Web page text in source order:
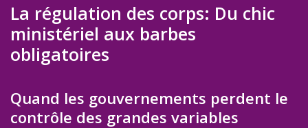
La régulation des corps: Du chic
ministériel aux barbes
obligatoires
Quand les gouvernements perdent le
contrôle des grandes variables